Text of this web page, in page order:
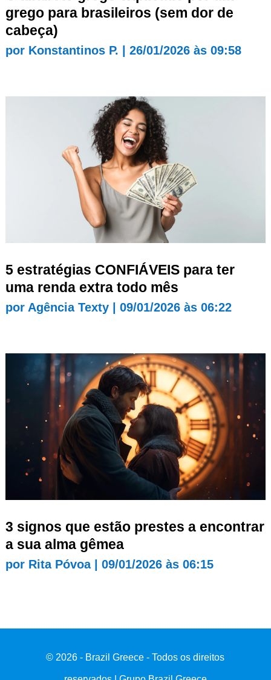
grego para brasileiros (sem dor de
cabeça)
por Konstantinos P. 26/01/2026 às 09:58
5 estratégias CONFIÁVEIS para ter
uma renda extra todo mês
por Agência Texty| 09/01/2026 às 06:22
3 signos que estão prestes a encontrar
a sua alma gêmea
por Rita Póvoa| 09/01/2026 às 06:15
© 2026 - Brazil Greece - Todos os direitos